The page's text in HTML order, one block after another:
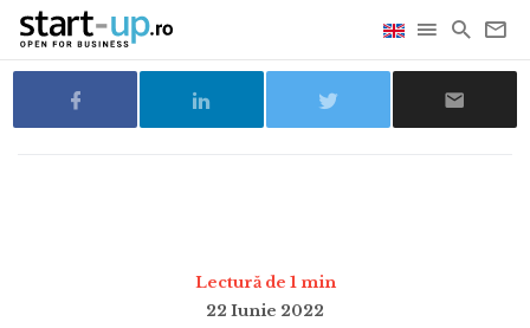
Lectură de 1 min
22 Iunie 2022